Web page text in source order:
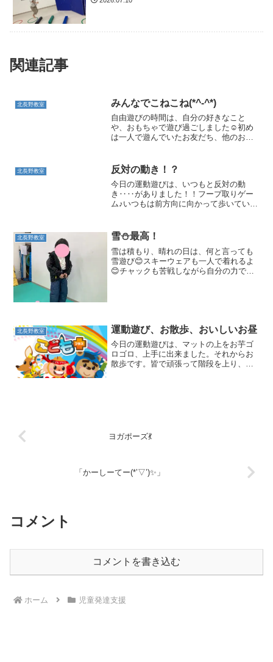
関連記事
北長野教室 みんなでこねこね(*^-^*)
自由遊びの時間は、自分の好きなこと
や、おもちゃで遊び過ごしました☺初め
は一人で遊んでいたお友だち、他のお友
^*)「こっち使ってね～」とおもちゃを分
けてあげるお友だち...
北長野教室 反対の動き！？
今日の運動遊びは、いつもと反対の動
き‥‥がありました！！フープ取りゲー
ム♪いつもは前方向に向かって歩いていき
も確認しながら、音楽がいつ止まるのか
気にしながら・・・とって...
北長野教室 雪⛄最高！
雪は積もり、晴れの日は、何と言っても
雪遊び😊スキーウェアも一人で着れるよ
😊チャックも苦戦しながら自分の力で頑
北長野教室 運動遊び、お散歩、おいしいお昼
今日の運動遊びは、マットの上をお芋ゴ
ロゴロ、上手に出来ました。それからお
散歩です。皆で頑張って階段を上り、広
ヨガポーズ💃
「かーしーてー(*’▽’)✨」
コメント
コメントを書き込む
ホーム 児童発達支援